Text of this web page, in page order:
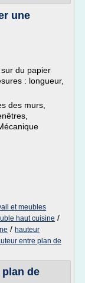
une
du papier
: longueur,
des murs,
et meubles
haut cuisine /
/ hauteur
entre plan de
de